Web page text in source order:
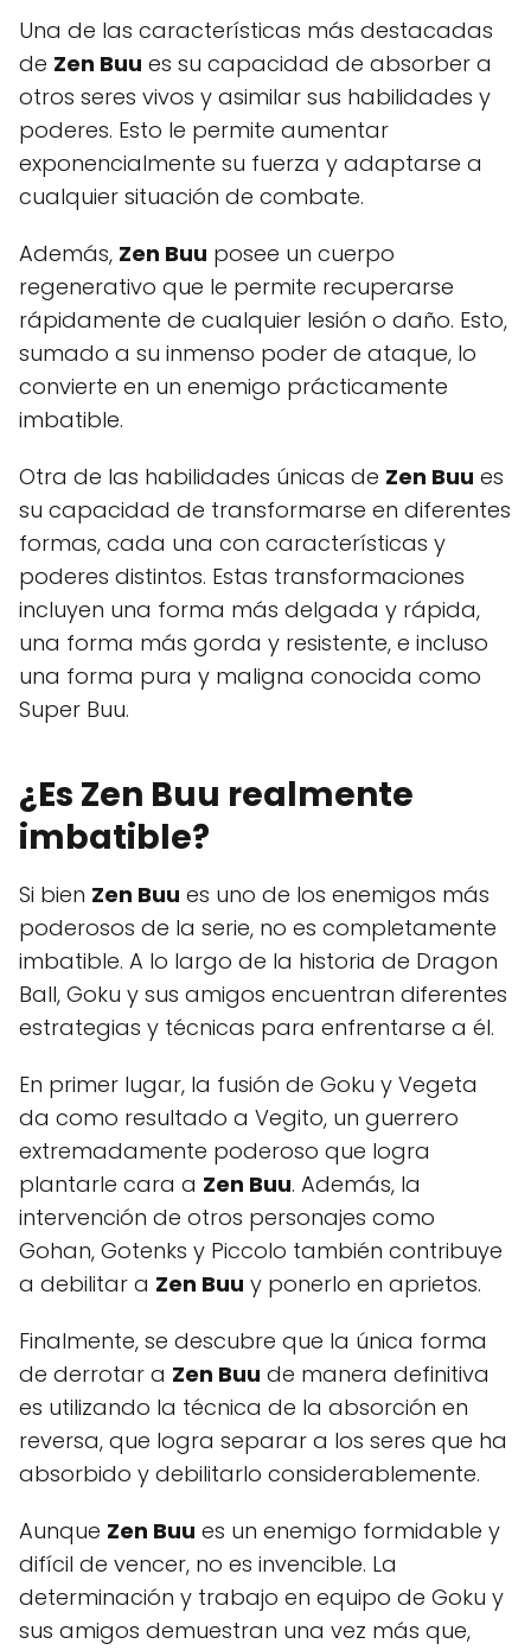
Una de las características más destacadas
de Zen Buu es su capacidad de absorber a
otros seres vivos y asimilar sus habilidades y
poderes. Esto le permite aumentar
exponencialmente su fuerza y adaptarse a
cualquier situación de combate.
Además, Zen Buu posee un cuerpo
regenerativo que le permite recuperarse
rápidamente de cualquier lesión o daño. Esto,
sumado a su inmenso poder de ataque, lo
convierte en un enemigo prácticamente
imbatible.
Otra de las habilidades únicas de Zen Buu es
su capacidad de transformarse en diferentes
formas, cada una con características y
poderes distintos. Estas transformaciones
incluyen una forma más delgada y rápida,
una forma más gorda y resistente, e incluso
una forma pura y maligna conocida como
Super Buu.
¿Es Zen Buu realmente
imbatible?
Si bien Zen Buu es uno de los enemigos más
poderosos de la serie, no es completamente
imbatible. A lo largo de la historia de Dragon
Ball, Goku y sus amigos encuentran diferentes
estrategias y técnicas para enfrentarse a él.
En primer lugar, la fusión de Goku y Vegeta
da como resultado a Vegito, un guerrero
extremadamente poderoso que logra
plantarle cara a Zen Buu. Además, la
intervención de otros personajes como
Gohan, Gotenks y Piccolo también contribuye
a debilitar a Zen Buu y ponerlo en aprietos.
Finalmente, se descubre que la única forma
de derrotar a Zen Buu de manera definitiva
es utilizando la técnica de la absorción en
reversa, que logra separar a los seres que ha
absorbido y debilitarlo considerablemente.
Aunque Zen Buu es un enemigo formidable y
difícil de vencer, no es invencible. La
determinación y trabajo en equipo de Goku y
sus amigos demuestran una vez más que,